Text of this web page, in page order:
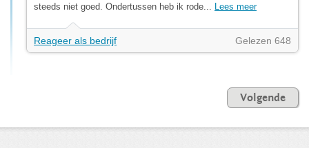
steeds niet goed. Ondertussen heb ik rode... Lees meer
Reageer als bedrijf Gelezen 648
Volgende